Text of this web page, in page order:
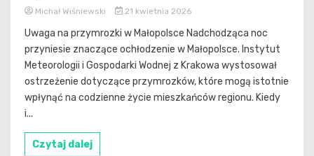
Michał Wiśniewski 21 kwietnia 2026
Uwaga na przymrozki w Małopolsce Nadchodząca noc
przyniesie znaczące ochłodzenie w Małopolsce. Instytut
Meteorologii i Gospodarki Wodnej z Krakowa wystosował
ostrzeżenie dotyczące przymrozków, które mogą istotnie
wpłynąć na codzienne życie mieszkańców regionu. Kiedy
i...
Czytaj dalej